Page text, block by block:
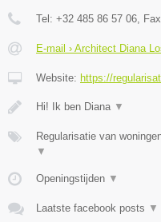
Tel: +32 485 86 57 06 ,
E-mail › Architect Diana
Website: https://
Hi! Ik ben Diana ▼
Regularisatie van
▼
Openingstijden ▼
Laatste facebook posts ▼